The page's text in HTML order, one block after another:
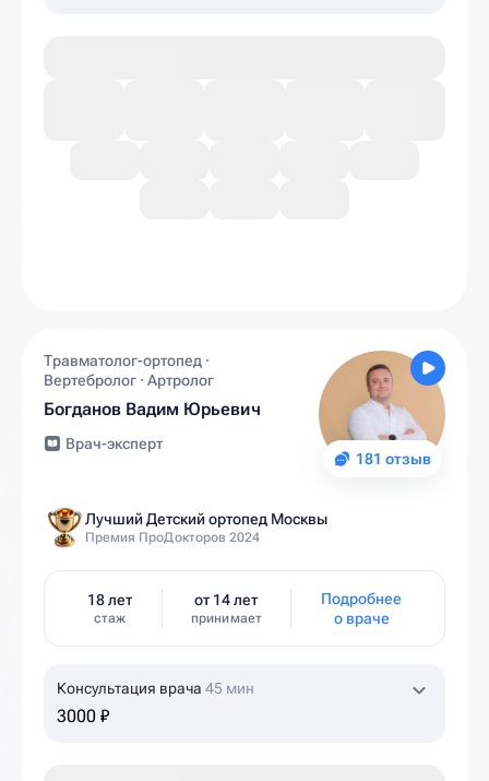
181 отзыв
Травматолог-ортопед ·
Вертебролог · Артролог
Богданов Вадим Юрьевич
Врач-эксперт
Лучший Детский ортопед Москвы
Премия ПроДокторов 2024
18 лет
стаж
от 14 лет
принимает
Подробнее
о враче
Консультация врача 45 мин
3000 ₽